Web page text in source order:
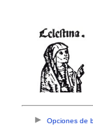
Opciones de